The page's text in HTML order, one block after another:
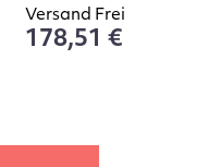
Versand Frei
178,51 €